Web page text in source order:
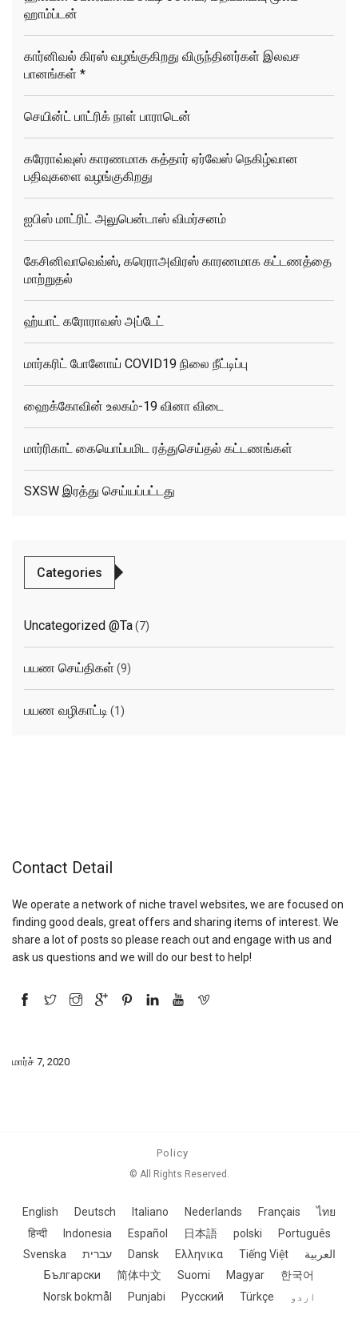
ஹாம்ப்டன்
கார்னிவல் கிரஸ் வழங்குகிறது விருந்தினர்கள் இலவச
பானங்கள் *
செயின்ட் பாட்ரிக் நாள் பாராடென்
கரேராவ்வுஸ் காரணமாக கத்தார் ஏர்வேஸ் நெகிழ்வான
பதிவுகளை வழங்குகிறது
ஐபிஸ் மாட்ரிட் அலுபென்டாஸ் விமர்சனம்
கேசினிவாவெவ்ஸ், கரெராஅவிரஸ் காரணமாக கட்டணத்தை
மாற்றுதல்
ஹ்யாட் கரோராவஸ் அப்டேட்
மார்கரிட் போனோய் COVID19 நிலை நீட்டிப்பு
ஹைக்கோவின் உலகம்-19 வினா விடை
மார்ரிகாட் கையொப்பமிட ரத்துசெய்தல் கட்டணங்கள்
SXSW இரத்து செய்யப்பட்டது
Categories
Uncategorized @ta(7)
பயண செய்திகள் (9)
பயண வழிகாட்டி (1)
Contact Detail
We operate a network of niche travel websites, we are focused on
finding good deals, great offers and sharing items of interest. We
share a lot of posts so please reach out and engage with us and
ask us questions and we will do our best to help!
மார்ச் 7, 2020
Policy
© All Rights Reserved.
English Deutsch Italiano Nederlands Français
ไทย
हिन्दी
Indonesia Español 日本語 polski
Português
Svenska
עברית Dansk Ελληνικα Tiếng Việt
العربية
Български
简体中文 Suomi Magyar
한국어
Norsk bokmål
Punjabi Русский Türkçe اردو